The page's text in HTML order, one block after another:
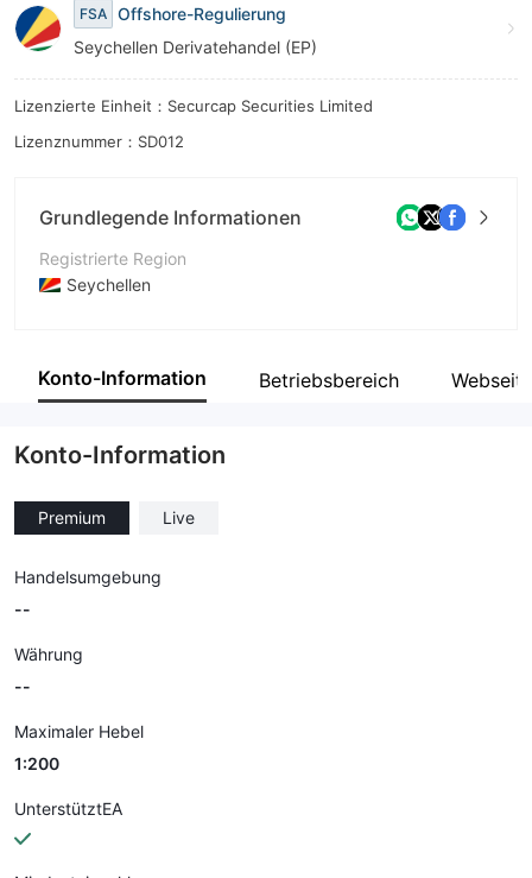
7
8
9
FSA Offshore-Regulierung
Seychellen Derivatehandel (EP)
Lizenzierte Einheit：Securcap Securities Limited
Lizenznummer：SD012
Grundlegende Informationen
Registrierte Region
Seychellen
Unternehmen
Konto-Information Betriebsbereich Webseite
Konto-Information
Premium Live
Handelsumgebung
--
Währung
--
Maximaler Hebel
1:200
UnterstütztEA